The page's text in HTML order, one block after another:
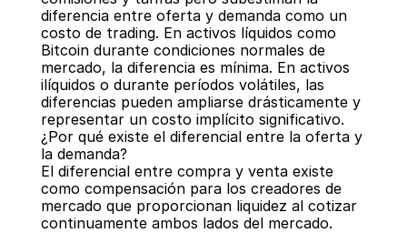
diferencia entre oferta y demanda como un
costo de trading. En activos líquidos como
Bitcoin durante condiciones normales de
mercado, la diferencia es mínima. En activos
ilíquidos o durante períodos volátiles, las
diferencias pueden ampliarse drásticamente y
representar un costo implícito significativo.
¿Por qué existe el diferencial entre la oferta y
la demanda?
El diferencial entre compra y venta existe
como compensación para los creadores de
mercado que proporcionan liquidez al cotizar
continuamente ambos lados del mercado.